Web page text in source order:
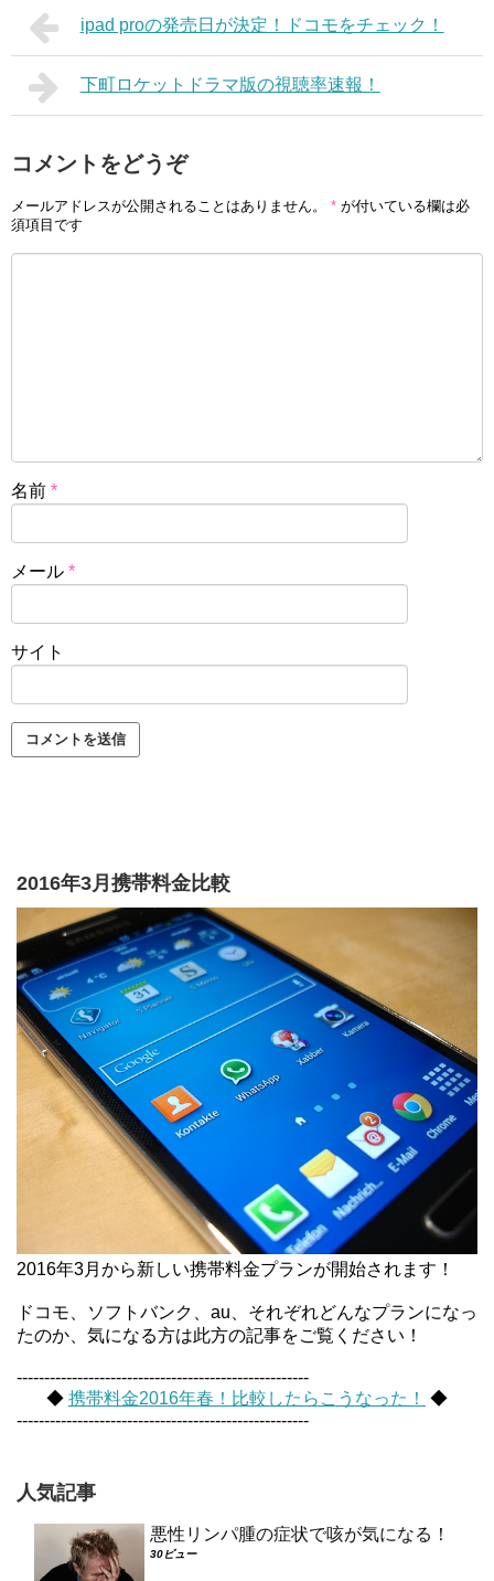
ipad proの発売日が決定！ドコモをチェック！
下町ロケットドラマ版の視聴率速報！
コメントをどうぞ
メールアドレスが公開されることはありません。 * が付いている欄は必
須項目です
名前 *
メール *
サイト
2016年3月携帯料金比較
2016年3月から新しい携帯料金プランが開始されます！
ドコモ、ソフトバンク、au、それぞれどんなプランになっ
たのか、気になる方は此方の記事をご覧ください！
-----------------------------------------------------
◆ 携帯料金2016年春！比較したらこうなった！
◆
-----------------------------------------------------
人気記事
悪性リンパ腫の症状で咳が気になる！
30ビュー